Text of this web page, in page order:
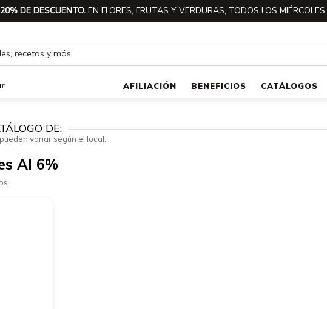
20% DE DESCUENTO. EN FLORES, FRUTAS Y VERDURAS, TODOS LOS MIÉRCOLES.
AFILIACIÓN BENEFICIOS CATÁLOGOS
DE:
variar según el local.
Al 6%